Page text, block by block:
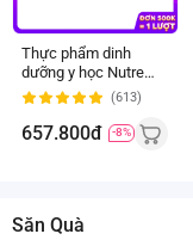
Thực phẩm dinh
dưỡng y học Nutren
JUNIOR 800g (1-10
tuổi) (giao bao bì
ngẫu nhiên)
(613)
657.800đ -8%
Săn Quà